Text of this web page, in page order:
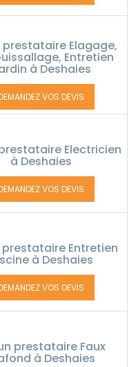
prestataire Elagage,
Entretien
à Deshaies
VOS DEVIS
Electricien
à Deshaies
VOS DEVIS
Entretien
à Deshaies
VOS DEVIS
prestataire Faux
à Deshaies